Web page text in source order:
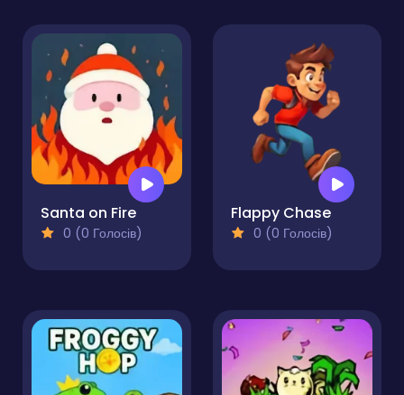
Santa on Fire
0 (0 Голосів)
Flappy Chase
0 (0 Голосів)